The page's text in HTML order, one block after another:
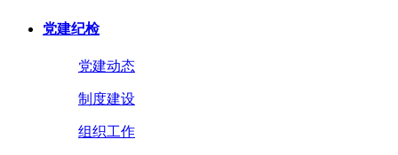
党建纪检
党建动态
制度建设
组织工作